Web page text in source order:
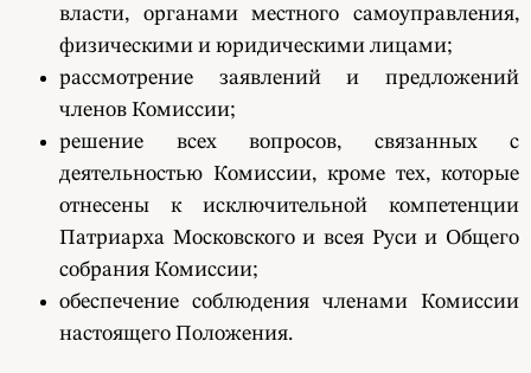
власти, органами местного самоуправления,
физическими и юридическими лицами;
рассмотрение заявлений и предложений
членов Комиссии;
решение всех вопросов, связанных с
деятельностью Комиссии, кроме тех, которые
отнесены к исключительной компетенции
Патриарха Московского и всея Руси и Общего
собрания Комиссии;
обеспечение соблюдения членами Комиссии
настоящего Положения.